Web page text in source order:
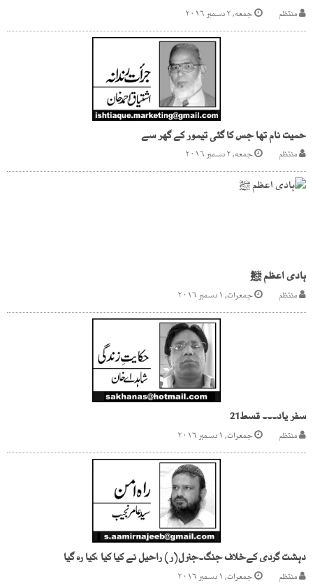
منتظم جمعه, ۲ دسمبر ۲۰۱۶
حمیت نام تھا جس کا گئی تیمور کے گھر سے
منتظم جمعه, ۲ دسمبر ۲۰۱۶
ہادی اعظم ﷺ
منتظم جمعرات, ۱ دسمبر ۲۰۱۶
سفر یاد۔۔۔ قسط21
منتظم جمعرات, ۱ دسمبر ۲۰۱۶
دہشت گردی کےخلاف جنگ۔جنرل(ر) راحیل نے کیا کیا ،کیا رہ گیا
منتظم جمعرات, ۱ دسمبر ۲۰۱۶